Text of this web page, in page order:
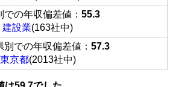
での年収偏差値：55.3
建設業(163社中)
別での年収偏差値：57.3
東京都(2013社中)